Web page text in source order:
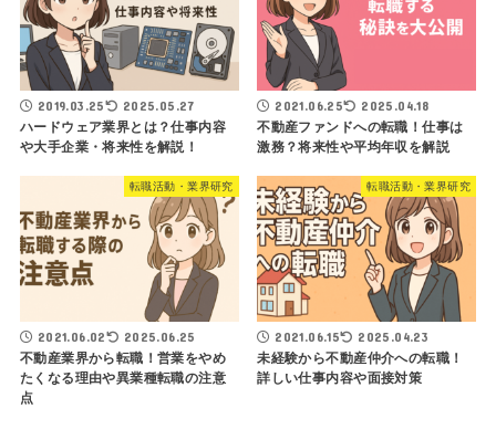
2019.03.25 2025.05.27
ハードウェア業界とは？仕事内容
や大手企業・将来性を解説！
2021.06.25 2025.04.18
不動産ファンドへの転職！仕事は
激務？将来性や平均年収を解説
転職活動・業界研究
2021.06.02 2025.06.25
不動産業界から転職！営業をやめ
たくなる理由や異業種転職の注意
点
転職活動・業界研究
2021.06.15 2025.04.23
未経験から不動産仲介への転職！
詳しい仕事内容や面接対策